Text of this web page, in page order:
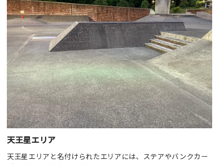
天王星エリア
天王星エリアと名付けられたエリアには、ステアやバンクカー